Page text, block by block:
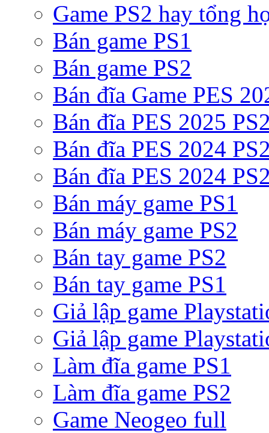
Game PS2 hay tổng
Bán game PS1
Bán game PS2
Bán đĩa Game PES
Bán đĩa PES 2025
Bán đĩa PES 2024
Bán đĩa PES 2024
Bán máy game PS1
Bán máy game PS2
Bán tay game PS2
Bán tay game PS1
Giả lập game
Giả lập game
Làm đĩa game PS1
Làm đĩa game PS2
Game Neogeo full